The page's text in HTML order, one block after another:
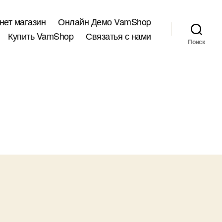
магазин
Онлайн Демо VamShop
Купить VamShop
Связатья с нами Поиск